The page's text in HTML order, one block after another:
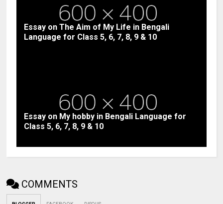
Essay on The Aim of My Life in Bengali
Language for Class 5, 6, 7, 8, 9 & 10
Essay on My hobby in Bengali Language for
Class 5, 6, 7, 8, 9 & 10
COMMENTS